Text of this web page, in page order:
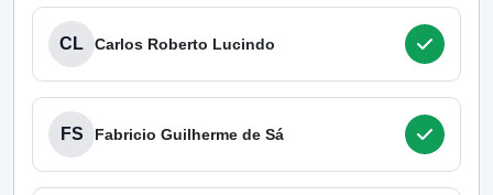
CL Carlos Roberto Lucindo
FS Fabricio Guilherme de Sá